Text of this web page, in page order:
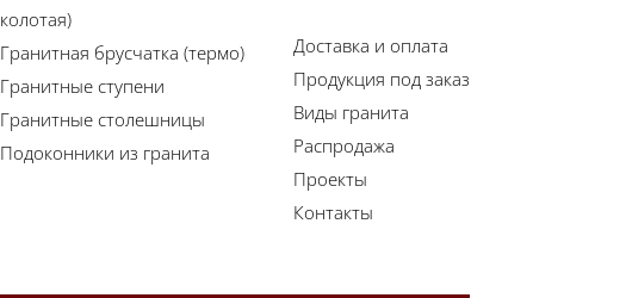
колотая)
Гранитная брусчатка (термо)
Гранитные ступени
Гранитные столешницы
Подоконники из гранита
Доставка и оплата
Продукция под заказ
Виды гранита
Распродажа
Проекты
Контакты